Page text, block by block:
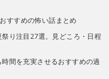
すすめの怖い話まとめ
祭り注目27選。見どころ・日程
時間を充実させるおすすめの過